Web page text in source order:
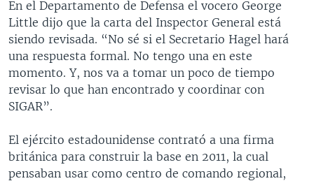
En el Departamento de Defensa el vocero George
Little dijo que la carta del Inspector General está
siendo revisada. “No sé si el Secretario Hagel hará
una respuesta formal. No tengo una en este
momento. Y, nos va a tomar un poco de tiempo
revisar lo que han encontrado y coordinar con
SIGAR”.
El ejército estadounidense contrató a una firma
británica para construir la base en 2011, la cual
pensaban usar como centro de comando regional,